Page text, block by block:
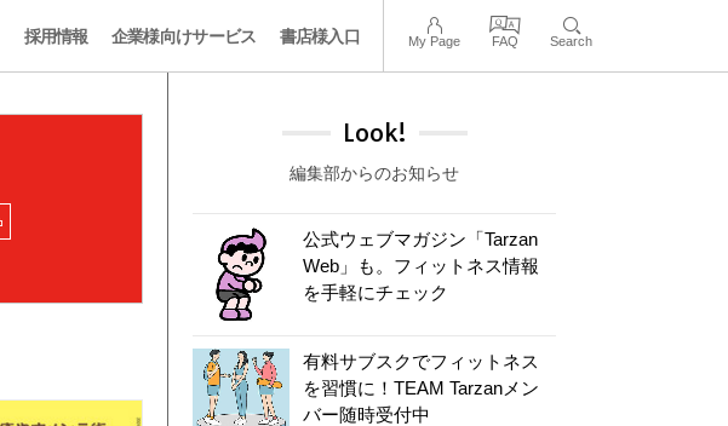
採用情報 企業様向けサービス 書店様入口 My Page FAQ Search
Look!
編集部からのお知らせ
公式ウェブマガジン「Tarzan
Web」も。フィットネス情報
を手軽にチェック
有料サブスクでフィットネス
を習慣に！TEAM Tarzanメン
バー随時受付中